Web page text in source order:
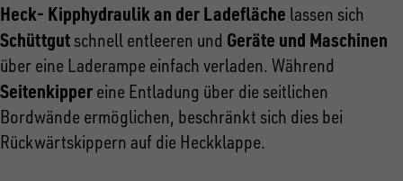
Heck- Kipphydraulik an der Ladefläche lassen sich
Schüttgut schnell entleeren und Geräte und Maschinen
über eine Laderampe einfach verladen. Während
Seitenkipper eine Entladung über die seitlichen
Bordwände ermöglichen, beschränkt sich dies bei
Rückwärtskippern auf die Heckklappe.